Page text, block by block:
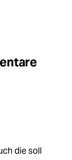
die soll